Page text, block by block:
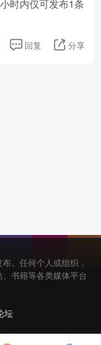
时内仅可发布1条
回复 分享
。任何个人或组织，
书籍等各类媒体平台
坛